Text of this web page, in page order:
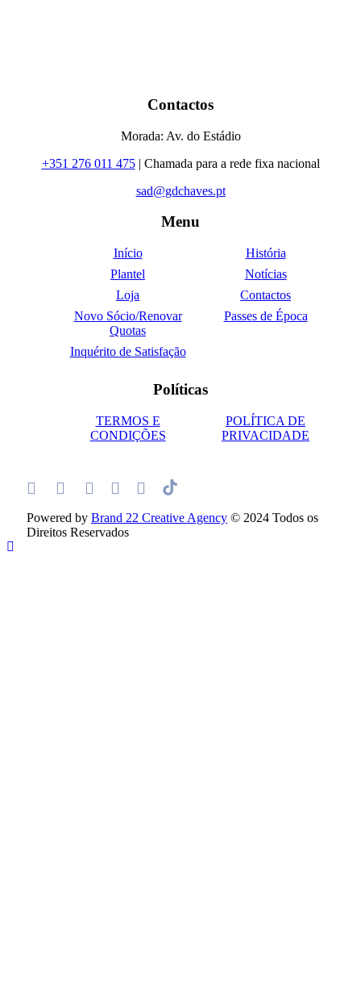
Contactos
Morada: Av. do Estádio
+351 276 011 475| Chamada para a rede fixa nacional
sad@gdchaves.pt
Menu
Início
História
Plantel
Notícias
Loja
Contactos
Novo Sócio/Renovar
Quotas
Passes de Época
Inquérito de Satisfação
Políticas
TERMOS E
CONDIÇÕES
POLÍTICA DE
PRIVACIDADE
Powered by Brand 22 Creative Agency © 2024 Todos os
Direitos Reservados